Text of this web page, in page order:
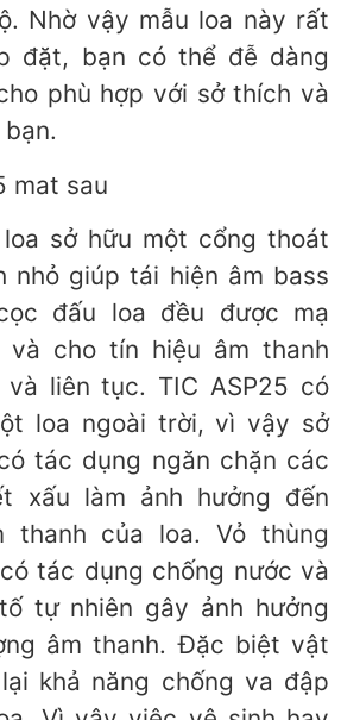
Nhờ vậy mẫu loa này rất
đặt, bạn có thể đễ dàng
phù hợp với sở thích và
sở hữu một cổng thoát
nhỏ giúp tái hiện âm bass
đấu loa đều được mạ
và cho tín hiệu âm thanh
liên tục. TIC ASP25 có
loa ngoài trời, vì vậy sở
tác dụng ngăn chặn các
xấu làm ảnh hưởng đến
thanh của loa. Vỏ thùng
tác dụng chống nước và
tự nhiên gây ảnh hưởng
âm thanh. Đặc biệt vật
khả năng chống va đập